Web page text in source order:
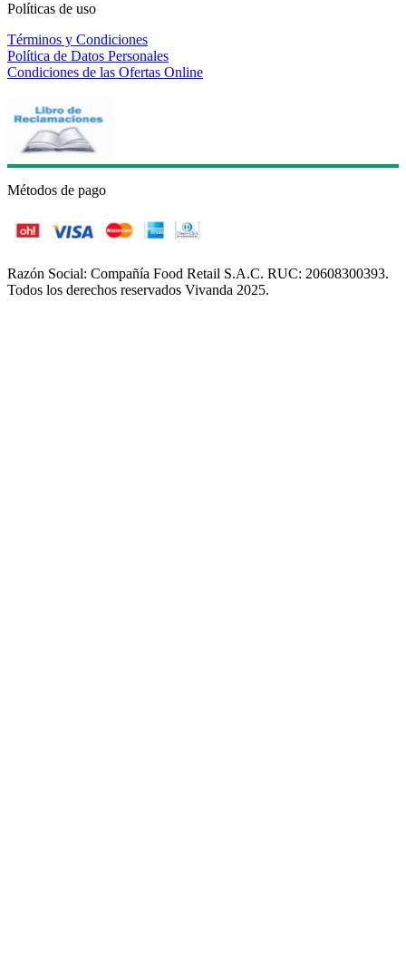
Políticas de uso
Términos y Condiciones
Política de Datos Personales
Condiciones de las Ofertas Online
Métodos de pago
Razón Social: Compañía Food Retail S.A.C. RUC: 20608300393.
Todos los derechos reservados Vivanda 2025.